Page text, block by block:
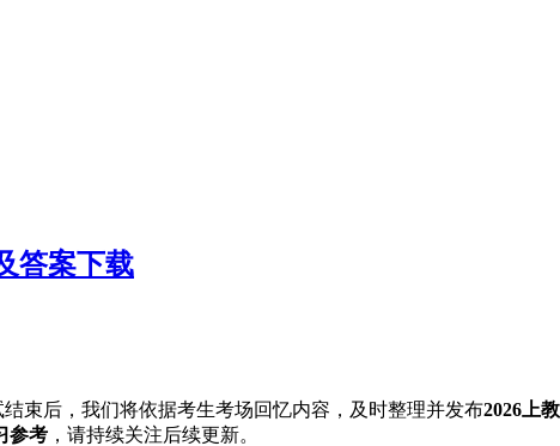
答案下载
束后，我们将依据考生考场回忆内容，及时整理并发布2026上
参考 ，请持续关注后续更新。